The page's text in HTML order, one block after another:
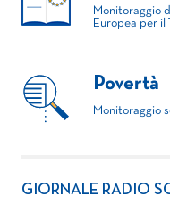
Monitoraggio
Europea per il
Povertà
Monitoraggio
GIORNALE RADIO